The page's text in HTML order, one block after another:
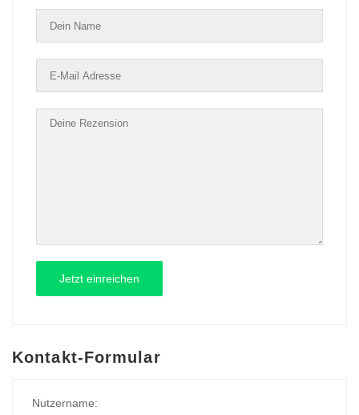
Kontakt-Formular
Nutzername: